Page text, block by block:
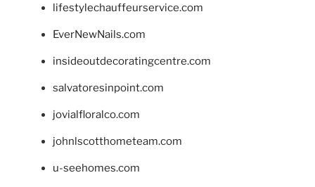
lifestylechauffeurservice.com
EverNewNails.com
insideoutdecoratingcentre.com
salvatoresinpoint.com
jovialfloralco.com
johnlscotthometeam.com
u-seehomes.com